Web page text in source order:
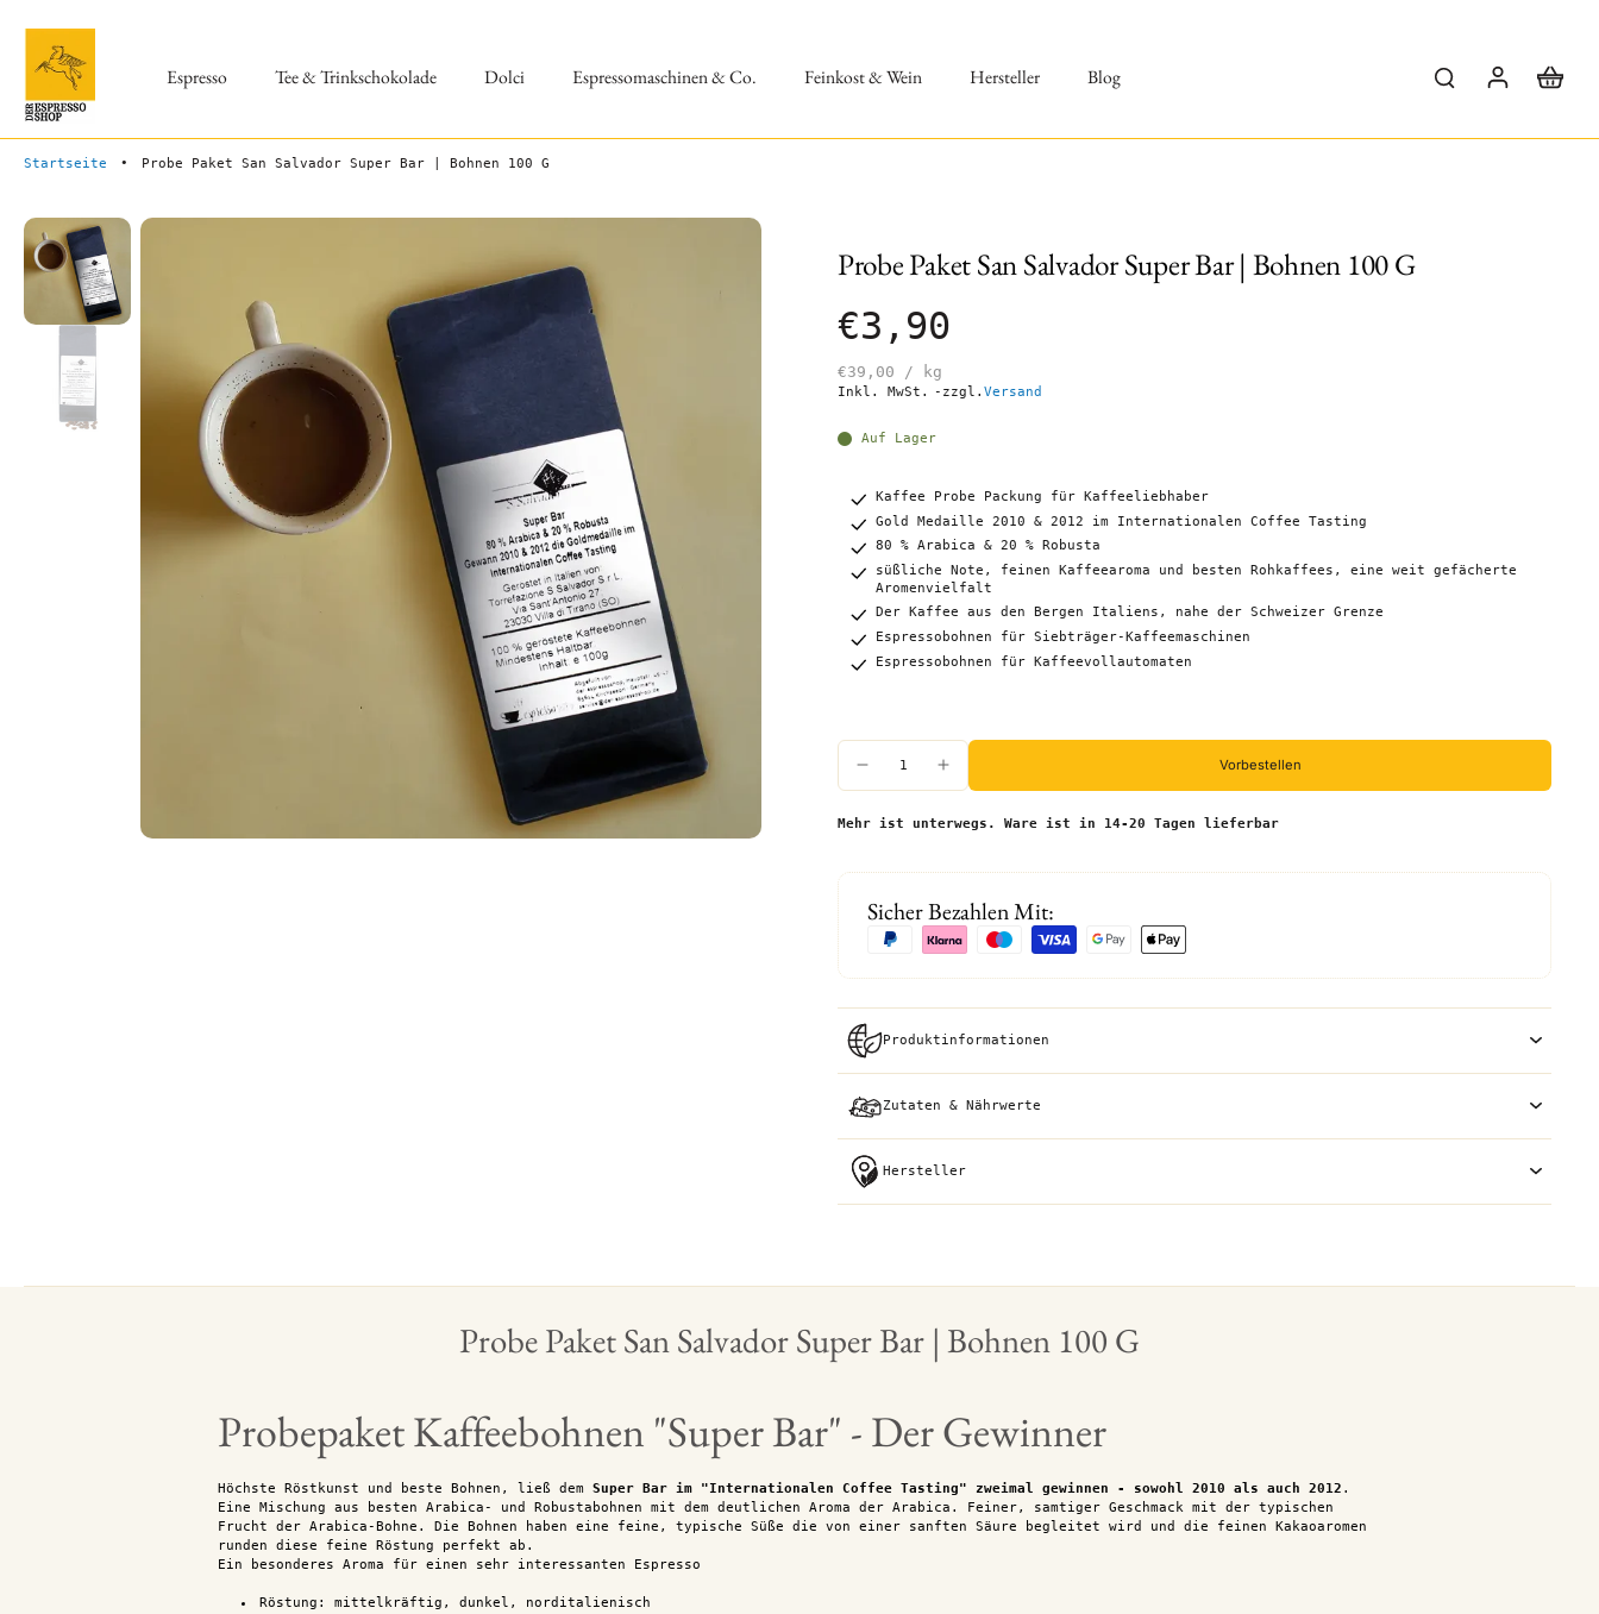
Zum
Inhalt
springen
Espresso Tee & Trinkschokolade Dolci Espressomaschinen & Co. Feinkost & Wein Hersteller Blog
Startseite • Probe Paket San Salvador Super Bar | Bohnen 100 G
Springe
zu
den
Produktinformationen
Probe Paket San Salvador Super Bar | Bohnen 100 G
€3,90
€39,00 / kg
Inkl. MwSt. -zzgl. Versand
Auf Lager
Kaffee Probe Packung für Kaffeeliebhaber
Gold Medaille 2010 & 2012 im Internationalen Coffee Tasting
80 % Arabica & 20 % Robusta
süßliche Note, feinen Kaffeearoma und besten Rohkaffees, eine weit gefächerte
Aromenvielfalt
Der Kaffee aus den Bergen Italiens, nahe der Schweizer Grenze
Espressobohnen für Siebträger-Kaffeemaschinen
Espressobohnen für Kaffeevollautomaten
Vorbestellen
Mehr ist unterwegs. Ware ist in 14-20 Tagen lieferbar
Sicher Bezahlen Mit:
Produktinformationen
Zutaten & Nährwerte
Hersteller
Probe Paket San Salvador Super Bar | Bohnen 100 G
Probepaket Kaffeebohnen "Super Bar" - Der Gewinner
Höchste Röstkunst und beste Bohnen, ließ dem Super Bar im "Internationalen Coffee Tasting" zweimal gewinnen - sowohl 2010 als auch 2012 .
Eine Mischung aus besten Arabica- und Robustabohnen mit dem deutlichen Aroma der Arabica. Feiner, samtiger Geschmack mit der typischen
Frucht der Arabica-Bohne. Die Bohnen haben eine feine, typische Süße die von einer sanften Säure begleitet wird und die feinen Kakaoaromen
runden diese feine Röstung perfekt ab.
Ein besonderes Aroma für einen sehr interessanten Espresso
Röstung: mittelkräftig, dunkel, norditalienisch